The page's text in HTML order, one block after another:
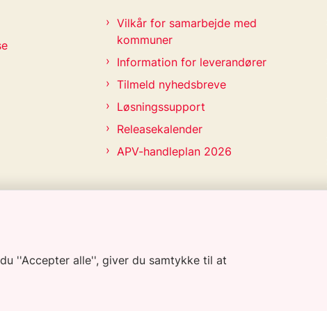
Vilkår for samarbejde med
kommuner
Information for leverandører
Tilmeld nyhedsbreve
Løsningssupport
Releasekalender
APV-handleplan 2026
''Accepter alle'', giver du samtykke til at